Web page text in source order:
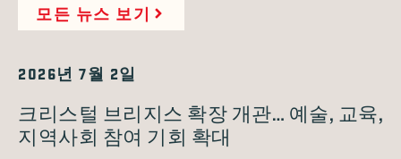
모든 뉴스 보기
2026년 7월 2일
크리스털 브리지스 확장 개관… 예술, 교육,
지역사회 참여 기회 확대